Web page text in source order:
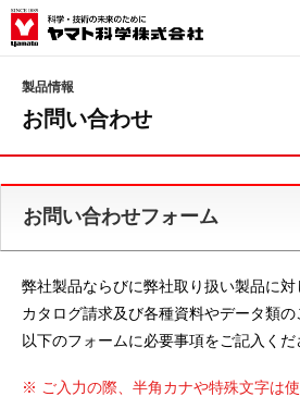
製品情報
お問い合わせ
お問い合わせフォーム
弊社製品ならびに弊社取り扱い製品に対
カタログ請求及び各種資料やデータ類の
以下のフォームに必要事項をご記入くだ
※ ご入力の際、半角カナや特殊文字は使